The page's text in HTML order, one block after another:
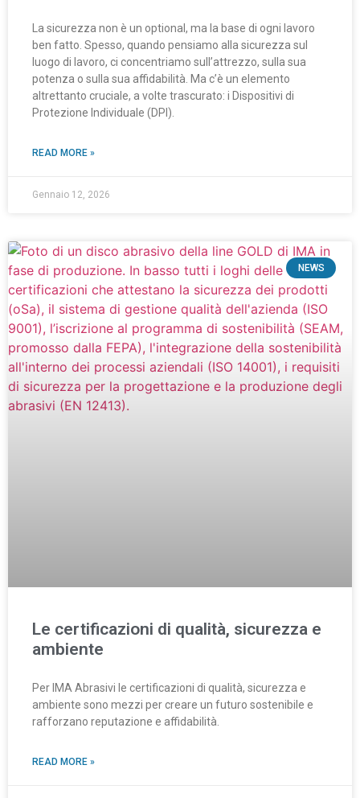
La sicurezza non è un optional, ma la base di ogni lavoro
ben fatto. Spesso, quando pensiamo alla sicurezza sul
luogo di lavoro, ci concentriamo sull’attrezzo, sulla sua
potenza o sulla sua affidabilità. Ma c’è un elemento
altrettanto cruciale, a volte trascurato: i Dispositivi di
Protezione Individuale (DPI).
READ MORE »
Gennaio 12, 2026
NEWS
Le certificazioni di qualità, sicurezza e
ambiente
Per IMA Abrasivi le certificazioni di qualità, sicurezza e
ambiente sono mezzi per creare un futuro sostenibile e
rafforzano reputazione e affidabilità.
READ MORE »